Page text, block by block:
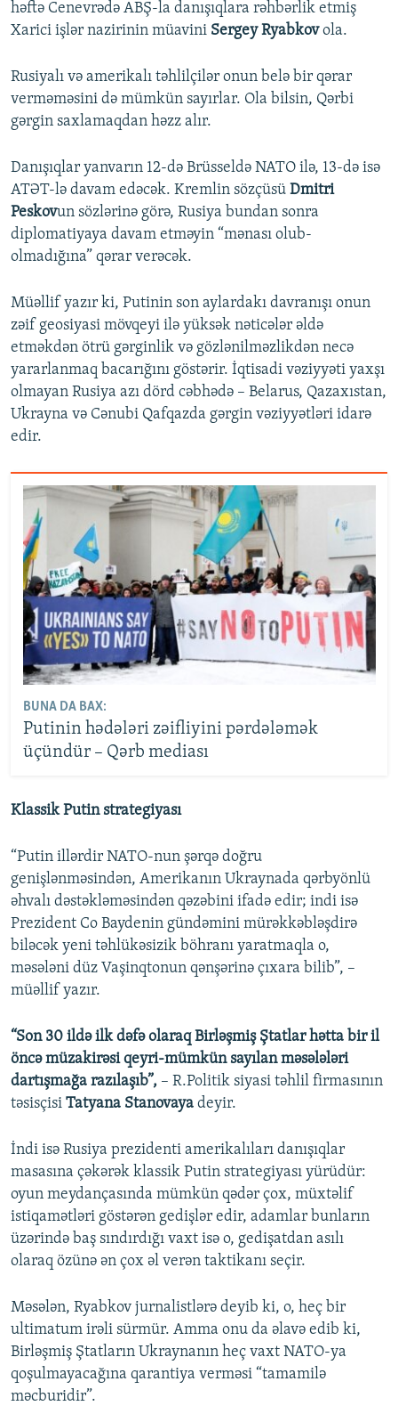
həftə Cenevrədə ABŞ-la danışıqlara rəhbərlik etmiş
Xarici işlər nazirinin müavini Sergey Ryabkovola.
Rusiyalı və amerikalı təhlilçilər onun belə bir qərar
verməməsini də mümkün sayırlar. Ola bilsin, Qərbi
gərgin saxlamaqdan həzz alır.
Danışıqlar yanvarın 12-də Brüsseldə NATO ilə, 13-də isə
ATƏT-lə davam edəcək. Kremlin sözçüsü Dmitri
Peskovun sözlərinə görə, Rusiya bundan sonra
diplomatiyaya davam etməyin “mənası olub-
olmadığına” qərar verəcək.
Müəllif yazır ki, Putinin son aylardakı davranışı onun
zəif geosiyasi mövqeyi ilə yüksək nəticələr əldə
etməkdən ötrü gərginlik və gözlənilməzlikdən necə
yararlanmaq bacarığını göstərir. İqtisadi vəziyyəti yaxşı
olmayan Rusiya azı dörd cəbhədə – Belarus, Qazaxıstan,
Ukrayna və Cənubi Qafqazda gərgin vəziyyətləri idarə
edir.
BUNA DA BAX:
Putinin hədələri zəifliyini pərdələmək
üçündür – Qərb mediası
Klassik Putin strategiyası
“Putin illərdir NATO-nun şərqə doğru
genişlənməsindən, Amerikanın Ukraynada qərbyönlü
əhvalı dəstəkləməsindən qəzəbini ifadə edir; indi isə
Prezident Co Baydenin gündəmini mürəkkəbləşdirə
biləcək yeni təhlükəsizik böhranı yaratmaqla o,
məsələni düz Vaşinqtonun qənşərinə çıxara bilib”, –
müəllif yazır.
“Son 30 ildə ilk dəfə olaraq Birləşmiş Ştatlar hətta bir il
öncə müzakirəsi qeyri-mümkün sayılan məsələləri
dartışmağa razılaşıb”, – R.Politik siyasi təhlil firmasının
təsisçisi Tatyana Stanovaya deyir.
İndi isə Rusiya prezidenti amerikalıları danışıqlar
masasına çəkərək klassik Putin strategiyası yürüdür:
oyun meydançasında mümkün qədər çox, müxtəlif
istiqamətləri göstərən gedişlər edir, adamlar bunların
üzərində baş sındırdığı vaxt isə o, gedişatdan asılı
olaraq özünə ən çox əl verən taktikanı seçir.
Məsələn, Ryabkov jurnalistlərə deyib ki, o, heç bir
ultimatum irəli sürmür. Amma onu da əlavə edib ki,
Birləşmiş Ştatların Ukraynanın heç vaxt NATO-ya
qoşulmayacağına qarantiya verməsi “tamamilə
məcburidir”.